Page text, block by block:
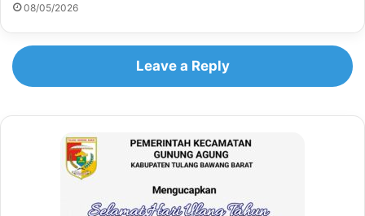
08/05/2026
Leave a Reply